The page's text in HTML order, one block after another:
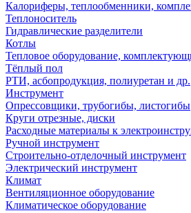
Калориферы, теплообменники,
Теплоноситель
Гидравлические разделители
Котлы
Тепловое оборудование,
Тёплый пол
РТИ, асбопродукция, полиуретан и др.
Инструмент
Опрессовщики, трубогибы, листогибы
Круги отрезные, диски
Расходные материалы к
Ручной инструмент
Строительно-отделочный инструмент
Электрический инструмент
Климат
Вентиляционное оборудование
Климатическое оборудование